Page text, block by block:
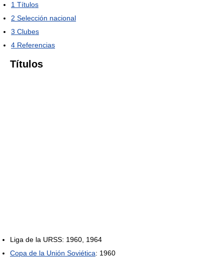
1 Títulos
2 Selección nacional
3 Clubes
4 Referencias
Títulos
Liga de la URSS: 1960, 1964
Copa de la Unión Soviética: 1960